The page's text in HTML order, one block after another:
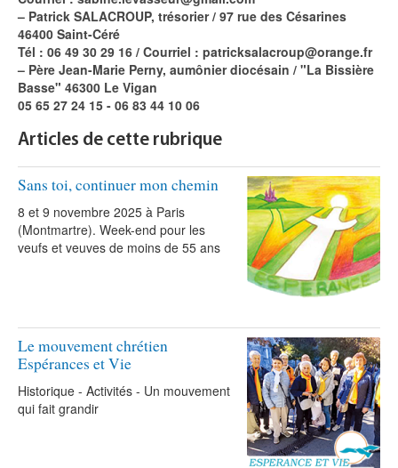
– Patrick SALACROUP, trésorier / 97 rue des Césarines
46400 Saint-Céré
Tél : 06 49 30 29 16 / Courriel : patricksalacroup@orange.fr
– Père Jean-Marie Perny, aumônier diocésain / "La Bissière
Basse" 46300 Le Vigan
05 65 27 24 15 - 06 83 44 10 06
Articles de cette rubrique
Sans toi, continuer mon chemin
8 et 9 novembre 2025 à Paris
(Montmartre). Week-end pour les
veufs et veuves de moins de 55 ans
Le mouvement chrétien
Espérances et Vie
Historique - Activités - Un mouvement
qui fait grandir